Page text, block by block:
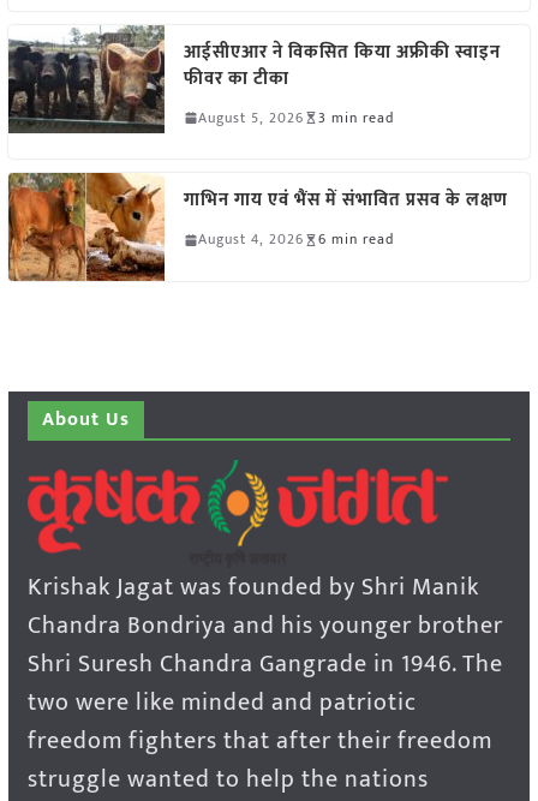
आईसीएआर ने विकसित किया अफ्रीकी स्वाइन
फीवर का टीका
August 5, 2026 3 min read
गाभिन गाय एवं भैंस में संभावित प्रसव के लक्षण
August 4, 2026 6 min read
About Us
Krishak Jagat was founded by Shri Manik
Chandra Bondriya and his younger brother
Shri Suresh Chandra Gangrade in 1946. The
two were like minded and patriotic
freedom fighters that after their freedom
struggle wanted to help the nations